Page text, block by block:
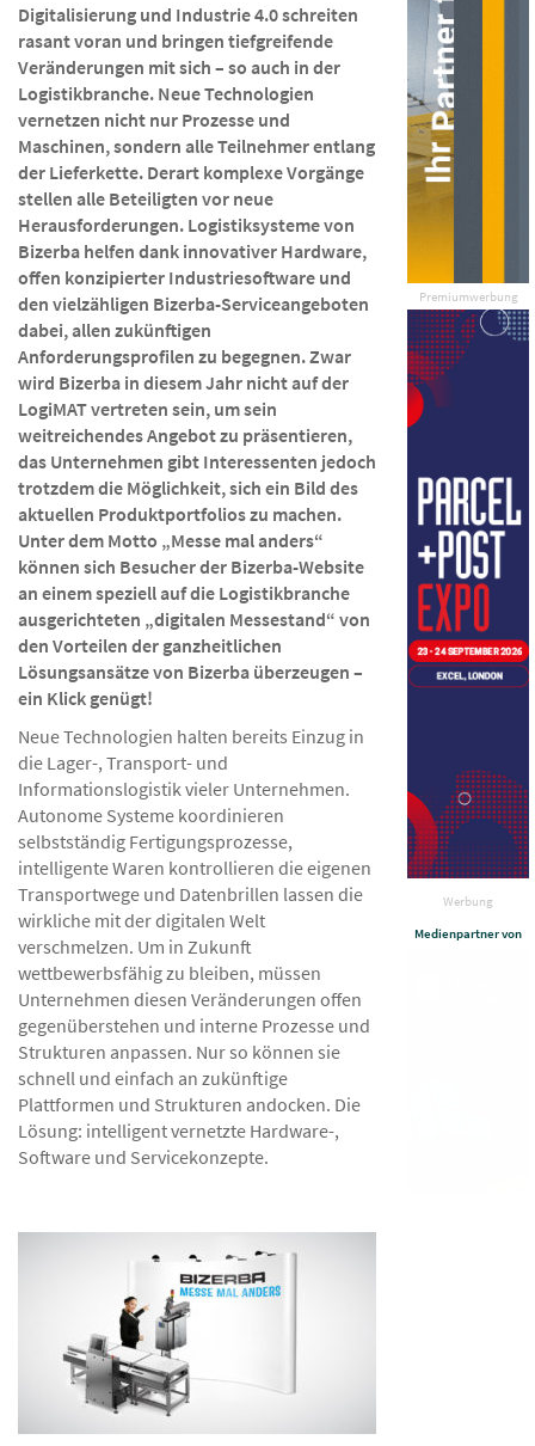
Premiumwerbung
Werbung
Medienpartner von
Digitalisierung und Industrie 4.0 schreiten
rasant voran und bringen tiefgreifende
Veränderungen mit sich – so auch in der
Logistikbranche. Neue Technologien
vernetzen nicht nur Prozesse und
Maschinen, sondern alle Teilnehmer entlang
der Lieferkette. Derart komplexe Vorgänge
stellen alle Beteiligten vor neue
Herausforderungen. Logistiksysteme von
Bizerba helfen dank innovativer Hardware,
offen konzipierter Industriesoftware und
den vielzähligen Bizerba-Serviceangeboten
dabei, allen zukünftigen
Anforderungsprofilen zu begegnen. Zwar
wird Bizerba in diesem Jahr nicht auf der
LogiMAT vertreten sein, um sein
weitreichendes Angebot zu präsentieren,
das Unternehmen gibt Interessenten jedoch
trotzdem die Möglichkeit, sich ein Bild des
aktuellen Produktportfolios zu machen.
Unter dem Motto „Messe mal anders“
können sich Besucher der Bizerba-Website
an einem speziell auf die Logistikbranche
ausgerichteten „digitalen Messestand“ von
den Vorteilen der ganzheitlichen
Lösungsansätze von Bizerba überzeugen –
ein Klick genügt!
Neue Technologien halten bereits Einzug in
die Lager-, Transport- und
Informationslogistik vieler Unternehmen.
Autonome Systeme koordinieren
selbstständig Fertigungsprozesse,
intelligente Waren kontrollieren die eigenen
Transportwege und Datenbrillen lassen die
wirkliche mit der digitalen Welt
verschmelzen. Um in Zukunft
wettbewerbsfähig zu bleiben, müssen
Unternehmen diesen Veränderungen offen
gegenüberstehen und interne Prozesse und
Strukturen anpassen. Nur so können sie
schnell und einfach an zukünftige
Plattformen und Strukturen andocken. Die
Lösung: intelligent vernetzte Hardware-,
Software und Servicekonzepte.